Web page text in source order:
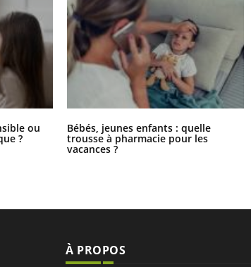
ou
?
Bébés, jeunes enfants : quelle
trousse à pharmacie pour les
vacances ?
À PROPOS